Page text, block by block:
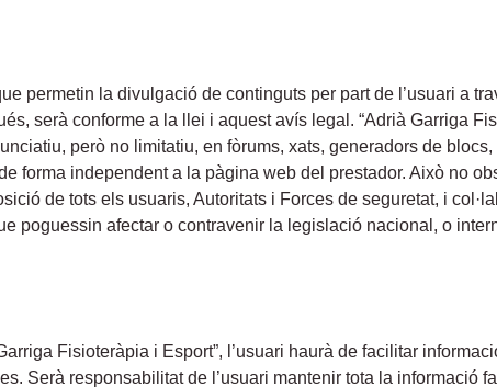
permetin la divulgació de continguts per part de l’usuari a
serà conforme a la llei i aquest avís legal. “Adrià Garriga
però no limitatiu, en fòrums, xats, generadors de
forma independent a la pàgina web del prestador. Això no
de tots els usuaris, Autoritats i Forces de seguretat, i
poguessin afectar o contravenir la legislació nacional, o
Fisioteràpia i Esport”, l’usuari haurà de facilitar
Serà responsabilitat de l’usuari mantenir tota la informació